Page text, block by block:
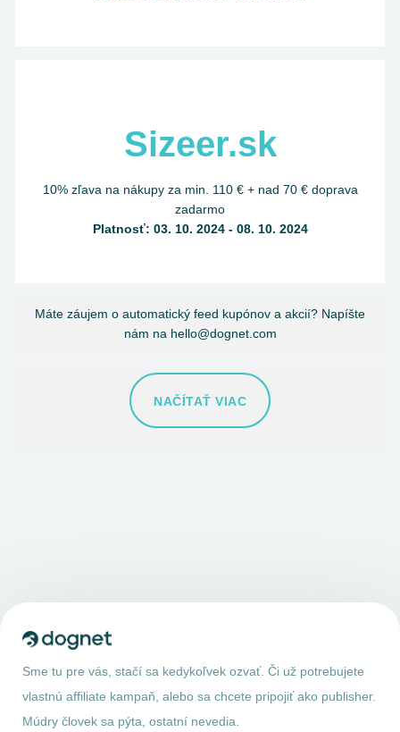
Sizeer.sk
10% zľava na nákupy za min. 110 € + nad 70 € doprava
zadarmo
Platnosť: 03. 10. 2024 - 08. 10. 2024
Máte záujem o automatický feed kupónov a akcií? Napíšte
nám na hello@dognet.com
NAČÍTAŤ VIAC
Sme tu pre vás, stačí sa kedykoľvek ozvať. Či už potrebujete
vlastnú affiliate kampaň, alebo sa chcete pripojiť ako publisher.
Múdry človek sa pýta, ostatní nevedia.